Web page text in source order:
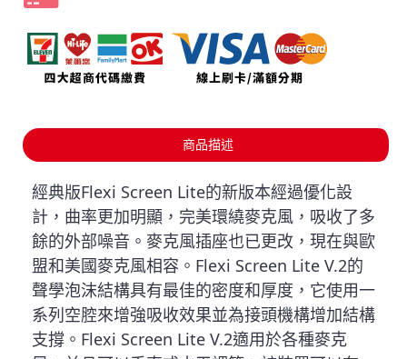
商品描述
經典版Flexi Screen Lite的新版本經過優化設
計，曲率更加明顯，完美環繞麥克風，吸收了多
餘的外部噪音。麥克風插座也已更改，現在與歐
盟和美國麥克風相容。Flexi Screen Lite V.2的
聲學泡沫結構具有最佳的密度和厚度，它使用一
系列空腔來增強吸收效果並為接頭機構增加結構
支撐。Flexi Screen Lite V.2適用於各種麥克